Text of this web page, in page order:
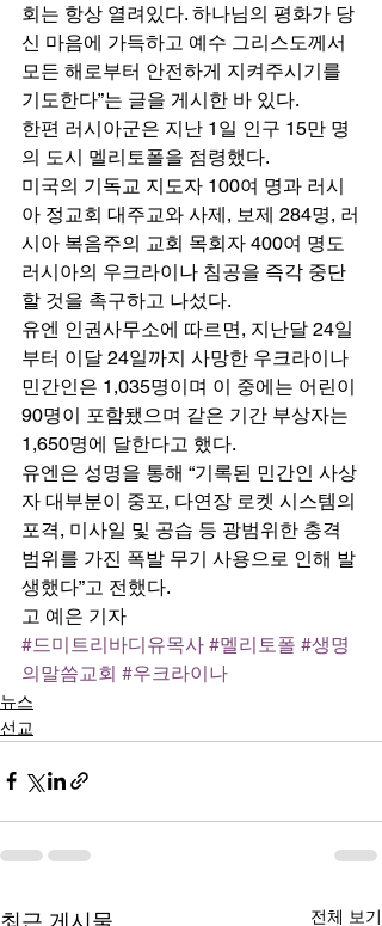
회는 항상 열려있다. 하나님의 평화가 당
신 마음에 가득하고 예수 그리스도께서
모든 해로부터 안전하게 지켜주시기를
기도한다”는 글을 게시한 바 있다.
한편 러시아군은 지난 1일 인구 15만 명
의 도시 멜리토폴을 점령했다.
미국의 기독교 지도자 100여 명과 러시
아 정교회 대주교와 사제, 보제 284명, 러
시아 복음주의 교회 목회자 400여 명도
러시아의 우크라이나 침공을 즉각 중단
할 것을 촉구하고 나섰다.
유엔 인권사무소에 따르면, 지난달 24일
부터 이달 24일까지 사망한 우크라이나
민간인은 1,035명이며 이 중에는 어린이
90명이 포함됐으며 같은 기간 부상자는
1,650명에 달한다고 했다.
유엔은 성명을 통해 “기록된 민간인 사상
자 대부분이 중포, 다연장 로켓 시스템의
포격, 미사일 및 공습 등 광범위한 충격
범위를 가진 폭발 무기 사용으로 인해 발
생했다”고 전했다.
고 예은 기자
#드미트리바디유목사 #멜리토폴 #생명
의말씀교회 #우크라이나
뉴스
선교
최근 게시물 전체 보기